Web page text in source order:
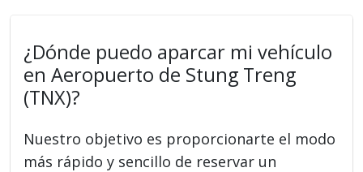
¿Dónde puedo aparcar mi vehículo
en Aeropuerto de Stung Treng
(TNX)?
Nuestro objetivo es proporcionarte el modo
más rápido y sencillo de reservar un